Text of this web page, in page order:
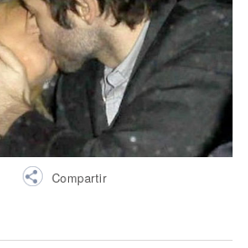
Compartir